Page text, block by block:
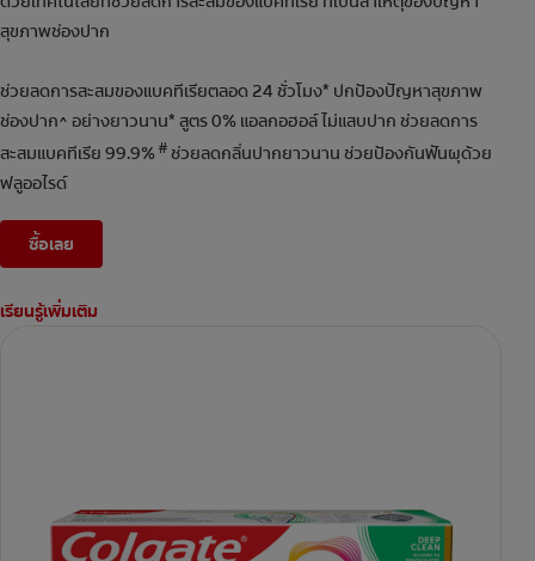
สุขภาพช่องปาก
ช่วยลดการสะสมของแบคทีเรียตลอด 24 ชั่วโมง* ปกป้องปัญหาสุขภาพ
ช่องปาก^ อย่างยาวนาน* สูตร 0% แอลกอฮอล์ ไม่แสบปาก ช่วยลดการ
สะสมแบคทีเรีย 99.9%# ช่วยลดกลิ่นปากยาวนาน ช่วยป้องกันฟันผุด้วย
ฟลูออไรด์
ซื้อเลย
เรียนรู้เพิ่มเติม